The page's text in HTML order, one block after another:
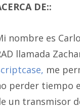
DE::
nombre es
llamada
me
perder tiempo
un transmisor